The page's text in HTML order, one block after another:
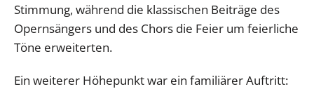
Stimmung, während die klassischen Beiträge des
Opernsängers und des Chors die Feier um feierliche
Töne erweiterten.
Ein weiterer Höhepunkt war ein familiärer Auftritt: